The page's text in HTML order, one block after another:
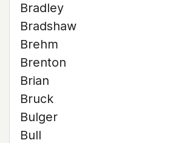
Bradley
Bradshaw
Brehm
Brenton
Brian
Bruck
Bulger
Bull